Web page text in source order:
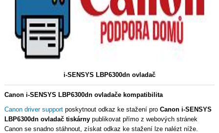
i-SENSYS LBP6300dn ovladač
Canon i-SENSYS LBP6300dn ovladače kompatibilita
Canon driver supportposkytnout odkaz ke stažení pro Canon i-SENSYS
LBP6300dn ovladač tiskárnypublikovat přímo z webových stránek
Canon se snadno stáhnout, získat odkaz ke stažení lze nalézt níže.